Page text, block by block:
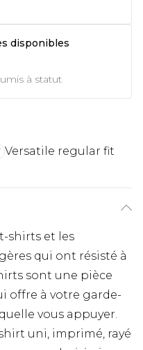
disponibles
à statut
Versatile regular fit
shirts et les
qui ont résisté à
sont une pièce
offre à votre garde-
vous appuyer.
uni, imprimé, rayé